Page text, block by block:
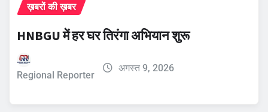
ख़बरों की ख़बर
HNBGU में हर घर तिरंगा अभियान शुरू
Regional Reporter
अगस्त 9, 2026